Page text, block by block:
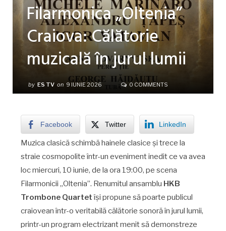
Filarmonica „Oltenia”
Craiova: Călătorie
muzicală în jurul lumii
by ES TV on 9 IUNIE 2026 0 COMMENTS
Facebook Twitter LinkedIn
Muzica clasică schimbă hainele clasice și trece la
straie cosmopolite într-un eveniment inedit ce va avea
loc miercuri, 10 iunie, de la ora 19:00, pe scena
Filarmonicii „Oltenia”. Renumitul ansamblu HKB
Trombone Quartetîși propune să poarte publicul
craiovean într-o veritabilă călătorie sonoră în jurul lumii,
printr-un program electrizant menit să demonstreze